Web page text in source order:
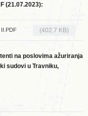
(21.07.2023):
II.PDF (402.7 KB)
na poslovima ažuriranja
sudovi u Travniku,